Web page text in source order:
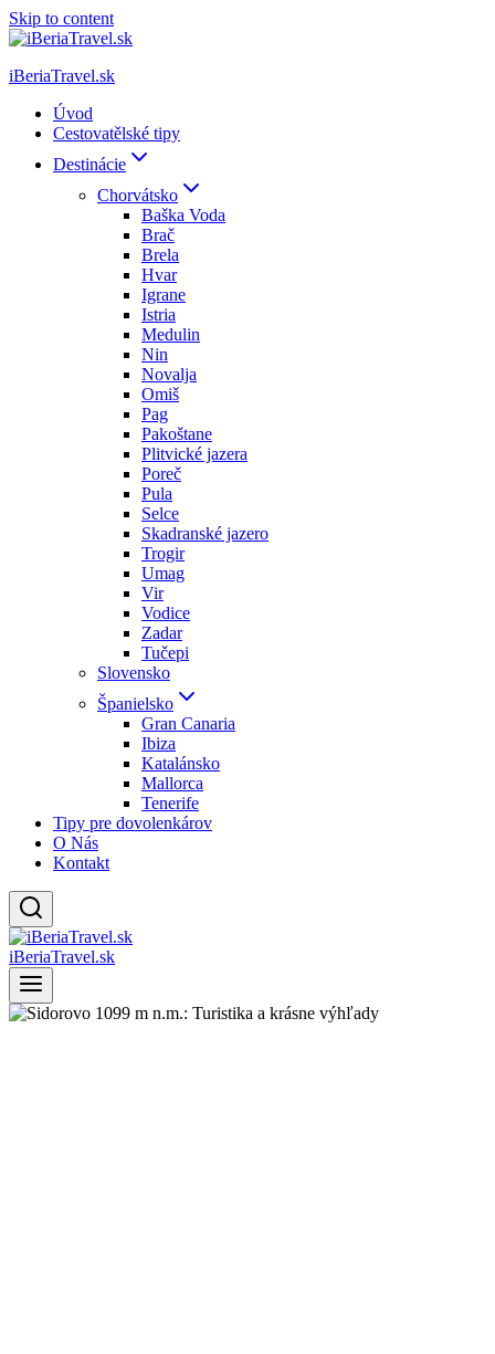
Skip to content
iBeriaTravel.sk
Úvod
Cestovatělské tipy
Destinácie
Chorvátsko
Baška Voda
Brač
Brela
Hvar
Igrane
Istria
Medulin
Nin
Novalja
Omiš
Pag
Pakoštane
Plitvické jazera
Poreč
Pula
Selce
Skadranské jazero
Trogir
Umag
Vir
Vodice
Zadar
Tučepi
Slovensko
Španielsko
Gran Canaria
Ibiza
Katalánsko
Mallorca
Tenerife
Tipy pre dovolenkárov
O Nás
Kontakt
iBeriaTravel.sk